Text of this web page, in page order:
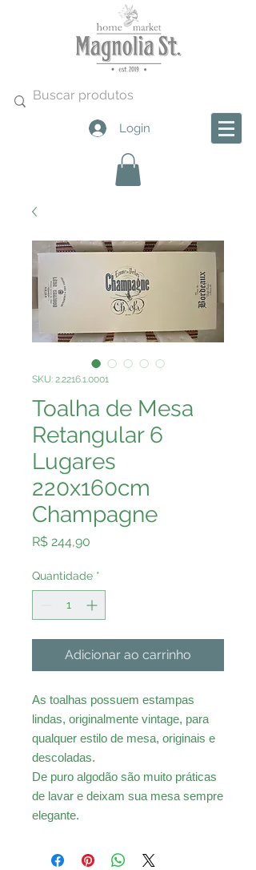
Login
SKU: 2.2216.1.0001
Toalha de Mesa
Retangular 6
Lugares
220x160cm
Champagne
R$ 244,90
Quantidade *
Adicionar ao carrinho
As toalhas possuem estampas
lindas, originalmente vintage, para
qualquer estilo de mesa, originais e
descoladas.
De puro algodão são muito práticas
de lavar e deixam sua mesa sempre
elegante.